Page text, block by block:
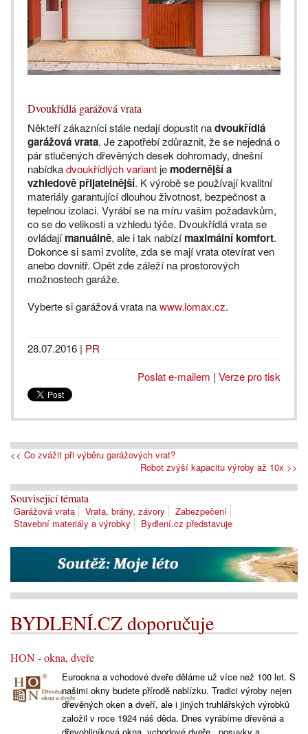
Dvoukřídlá garážová vrata
Někteří zákazníci stále nedají dopustit nadvoukřídlá
garážová vrata. Je zapotřebí zdůraznit, že se nejedná o
pár stlučených dřevěných desek dohromady, dnešní
nabídkadvoukřídlých variant je modernější a
vzhledově přijatelnější. K výrobě se používají kvalitní
materiály garantující dlouhou životnost, bezpečnost a
tepelnou izolaci. Vyrábí se na míru vašim požadavkům,
co se do velikosti a vzhledu týče. Dvoukřídlá vrata se
ovládajímanuálně, ale i tak nabízímaximální komfort.
Dokonce si sami zvolíte, zda se mají vrata otevírat ven
anebo dovnitř. Opět zde záleží na prostorových
možnostech garáže.
Vyberte si garážová vrata nawww.lomax.cz.
28.07.2016 | PR
Poslat e-mailem | Verze pro tisk
<< Co zvážit při výběru garážových vrat?
Robot zvýší kapacitu výroby až 10x >>
Související témata
Garážová vrata Vrata, brány, závory
Zabezpečení
Stavební materiály a výrobky
Bydlení.cz představuje
BYDLENÍ.CZ doporučuje
HON - okna, dveře
Eurookna a vchodové dveře děláme už více než 100 let. S
našimi okny budete přírodě nablízku. Tradici výroby nejen
dřevěných oken a dveří, ale i jiných truhlářských výrobků
založil v roce 1924 náš děda. Dnes vyrábíme dřevěná a